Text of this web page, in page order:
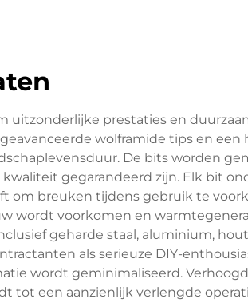
uitzonderlijke prestaties en
wolframide tips en een
De bits worden
gegarandeerd zijn. Elk bit
om breuken tijdens gebruik te
wordt voorkomen en
geharde staal, aluminium,
als serieuze DIY-
wordt geminimaliseerd.
tot een aanzienlijk verlengde